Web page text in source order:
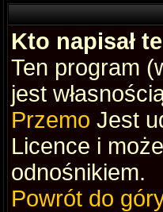
Kto napisał
Ten program
jest
Przemo Jest
Licence i
odnośnikiem.
Powrót do